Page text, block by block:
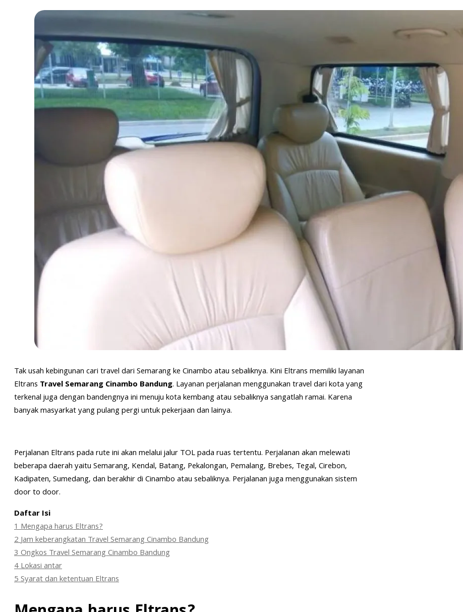
Tak usah kebingunan cari travel dari Semarang ke Cinambo atau sebaliknya. Kini Eltrans memiliki layanan
Eltrans Travel Semarang Cinambo Bandung. Layanan perjalanan menggunakan travel dari kota yang
terkenal juga dengan bandengnya ini menuju kota kembang atau sebaliknya sangatlah ramai. Karena
banyak masyarkat yang pulang pergi untuk pekerjaan dan lainya.
Perjalanan Eltrans pada rute ini akan melalui jalur TOL pada ruas tertentu. Perjalanan akan melewati
beberapa daerah yaitu Semarang, Kendal, Batang, Pekalongan, Pemalang, Brebes, Tegal, Cirebon,
Kadipaten, Sumedang, dan berakhir di Cinambo atau sebaliknya. Perjalanan juga menggunakan sistem
door to door.
Daftar Isi
1Mengapa harus Eltrans?
2Jam keberangkatan Travel Semarang Cinambo Bandung
3Ongkos Travel Semarang Cinambo Bandung
4Lokasi antar
5Syarat dan ketentuan Eltrans